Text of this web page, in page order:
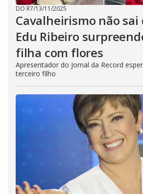
DO R7/13/11/2025
Cavalheirismo não sai
Edu Ribeiro
filha com flores
Apresentador do Jornal da Record
terceiro filho